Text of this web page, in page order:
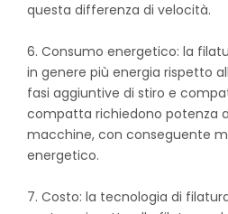
questa differenza di velocità.
6. Consumo energetico: la
in genere più energia rispetto
fasi aggiuntive di stiro e
compatta richiedono potenza
macchine, con conseguente
energetico.
7. Costo: la tecnologia di